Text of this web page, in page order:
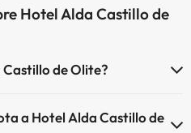
Hotel Alda Castillo de
de Olite?
a Hotel Alda Castillo de